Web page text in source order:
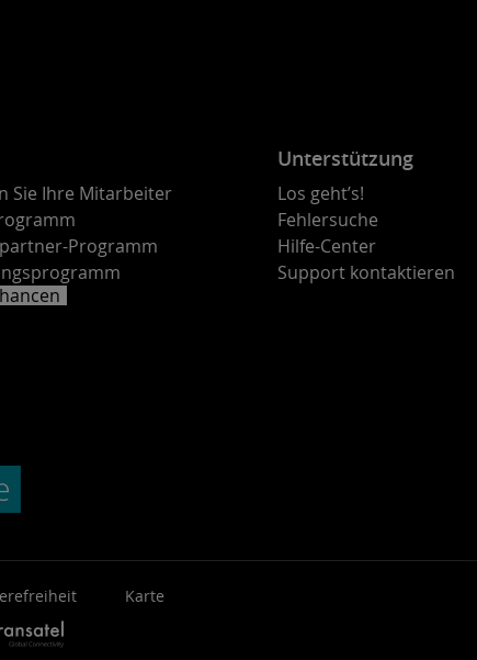
Sie Ihre Mitarbeiter
Programm
Unterstützung
Los geht’s!
Fehlersuche
Hilfe-Center
Support kontaktieren
Karte